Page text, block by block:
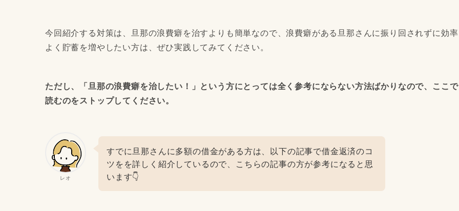
今回紹介する対策は、旦那の浪費癖を治すよりも簡単なので、浪費癖がある旦那さんに振り回されずに効率
よく貯蓄を増やしたい方は、ぜひ実践してみてください。
ただし、「旦那の浪費癖を治したい！」という方にとっては全く参考にならない方法ばかりなので、ここで
読むのをストップしてください。
レオ
すでに旦那さんに多額の借金がある方は、以下の記事で借金返済のコ
ツをを詳しく紹介しているので、こちらの記事の方が参考になると思
います👇